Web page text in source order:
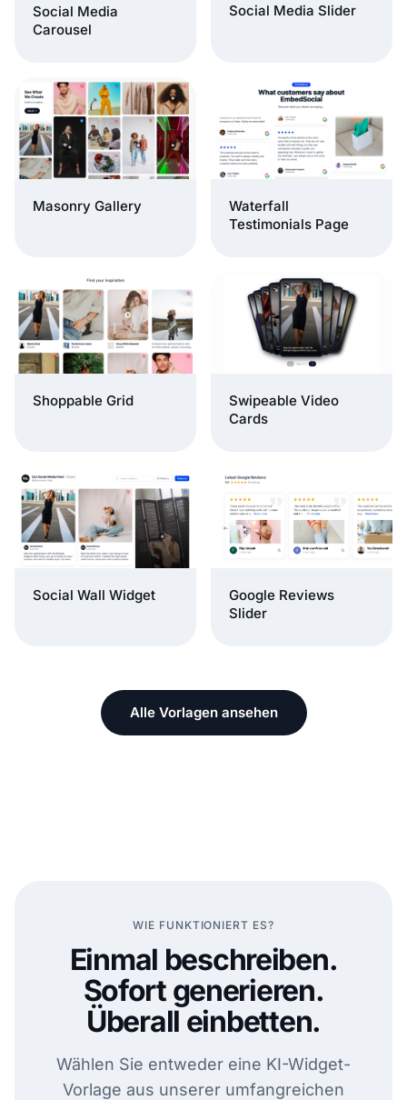
Social Media
Carousel
Social Media Slider
Masonry Gallery
Waterfall
Testimonials Page
Shoppable Grid
Swipeable Video
Cards
Social Wall Widget
Google Reviews
Slider
Alle Vorlagen ansehen
WIE FUNKTIONIERT ES?
Einmal beschreiben.
Sofort generieren.
Überall einbetten.
Wählen Sie entweder eine KI-Widget-
Vorlage aus unserer umfangreichen